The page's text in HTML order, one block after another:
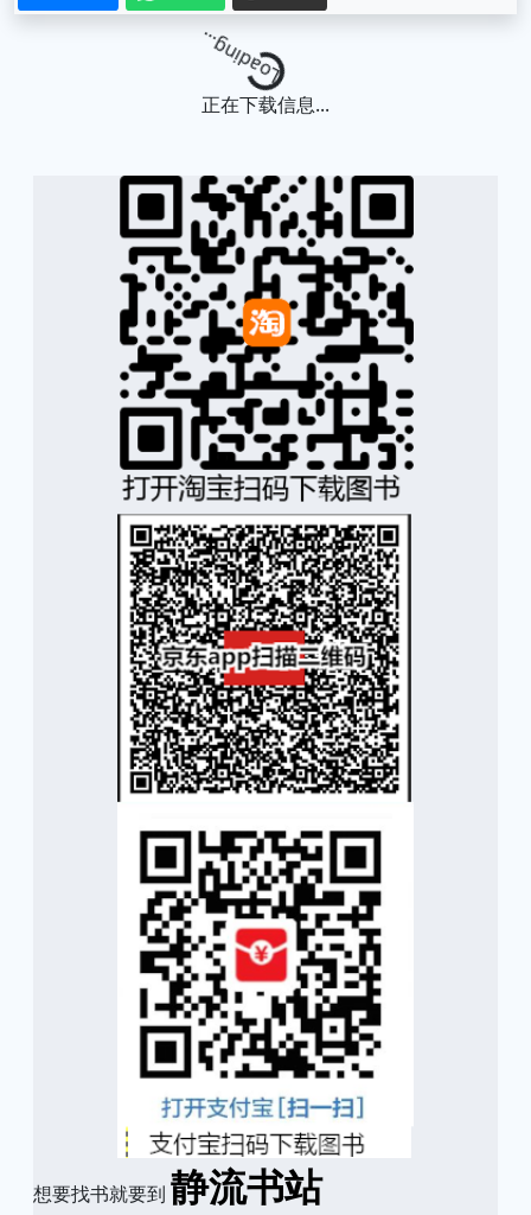
Loading...
正在下载信息...
想要找书就要到 静流书站